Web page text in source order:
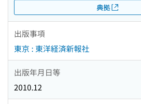
典拠
出版事項
東京 : 東洋経済新報社
出版年月日等
2010.12